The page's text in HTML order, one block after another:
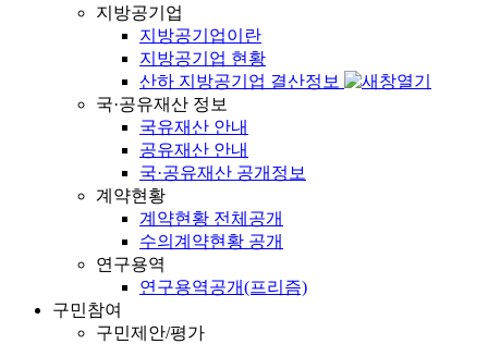
지방공기업
지방공기업이란
지방공기업 현황
산하 지방공기업 결산정보
국·공유재산 정보
국유재산 안내
공유재산 안내
국·공유재산 공개정보
계약현황
계약현황 전체공개
수의계약현황 공개
연구용역
연구용역공개(프리즘)
구민참여
구민제안/평가